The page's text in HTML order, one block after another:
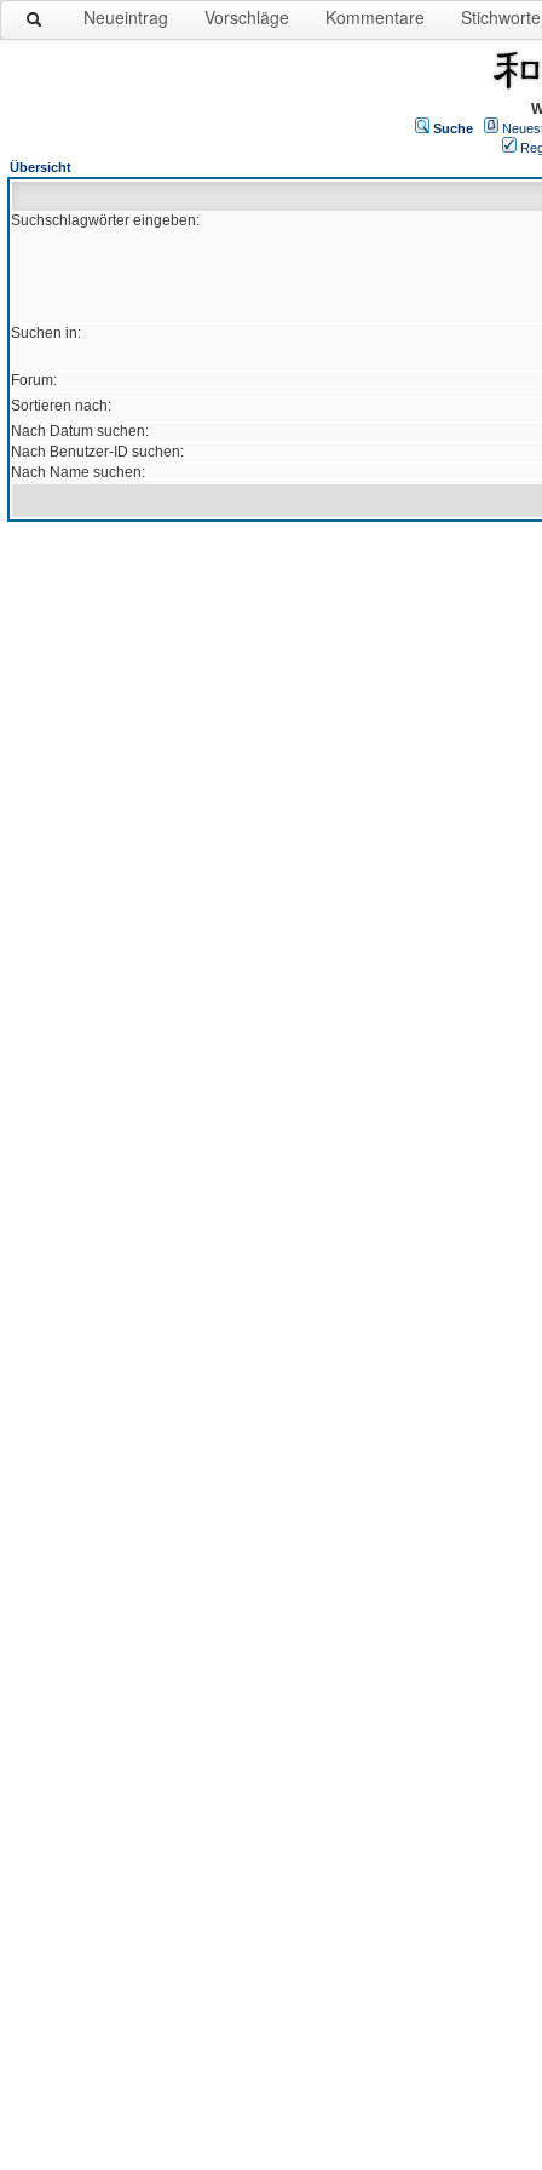
Neueintrag Vorschläge Kommentare Stichworte
Suche
Übersicht
Suchschlagwörter eingeben:
Suchen in:
Forum:
Sortieren nach:
Nach Datum suchen:
Nach Benutzer-ID suchen:
Nach Name suchen: